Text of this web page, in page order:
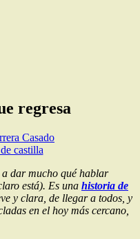
regresa
Casado
a dar mucho qué hablar
está). Es una historia de
y clara, de llegar a todos, y
en el hoy más cercano,